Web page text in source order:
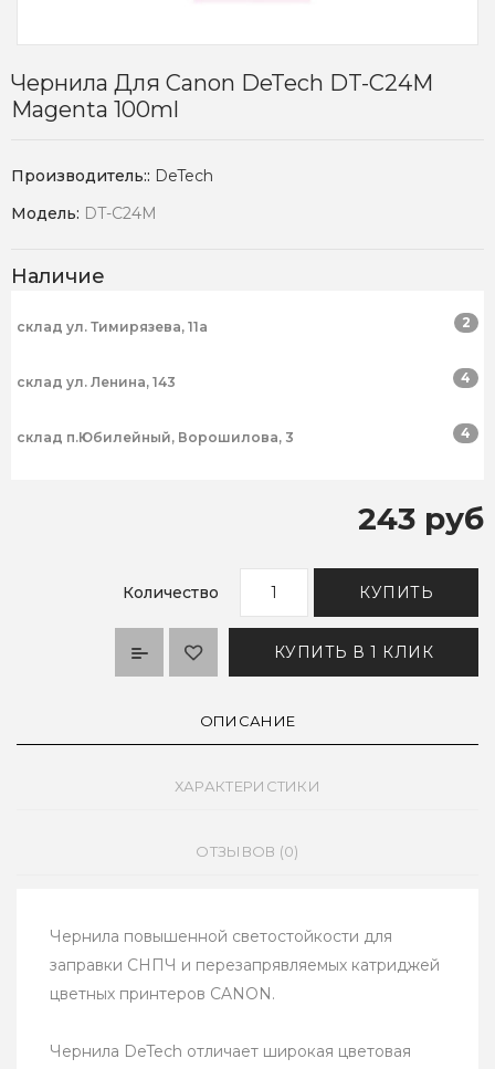
Чернила Для Canon DeTech DT-C24M
Magenta 100ml
Производитель:: DeTech
Модель: DT-C24M
Наличие
склад ул. Тимирязева, 11а 2
склад ул. Ленина, 143 4
склад п.Юбилейный, Ворошилова, 3 4
243 руб
Количество КУПИТЬ
КУПИТЬ В 1 КЛИК
ОПИСАНИЕ
ХАРАКТЕРИСТИКИ
ОТЗЫВОВ (0)
Чернила повышенной светостойкости для
заправки СНПЧ и перезапрявляемых катриджей
цветных принтеров CANON.
Чернила DeTech отличает широкая цветовая